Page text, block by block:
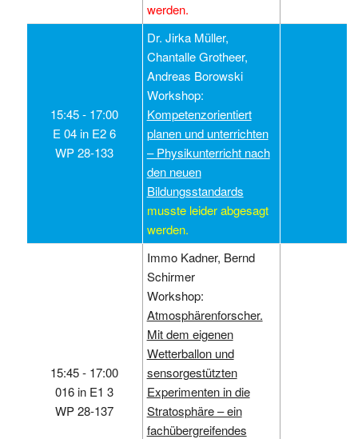
werden.
15:45 ‑ 17:00
E 04 in E2 6
WP 28-133
Dr. Jirka Müller,
Chantalle Grotheer,
Andreas Borowski
Workshop:
Kompetenzorientiert
planen und unterrichten
– Physikunterricht nach
den neuen
Bildungsstandards
musste leider abgesagt
werden.
15:45 ‑ 17:00
016 in E1 3
WP 28-137
Immo Kadner, Bernd
Schirmer
Workshop:
Atmosphärenforscher.
Mit dem eigenen
Wetterballon und
sensorgestützten
Experimenten in die
Stratosphäre – ein
fachübergreifendes